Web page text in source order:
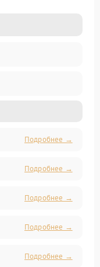
Подробнее →
Подробнее →
Подробнее →
Подробнее →
Подробнее →